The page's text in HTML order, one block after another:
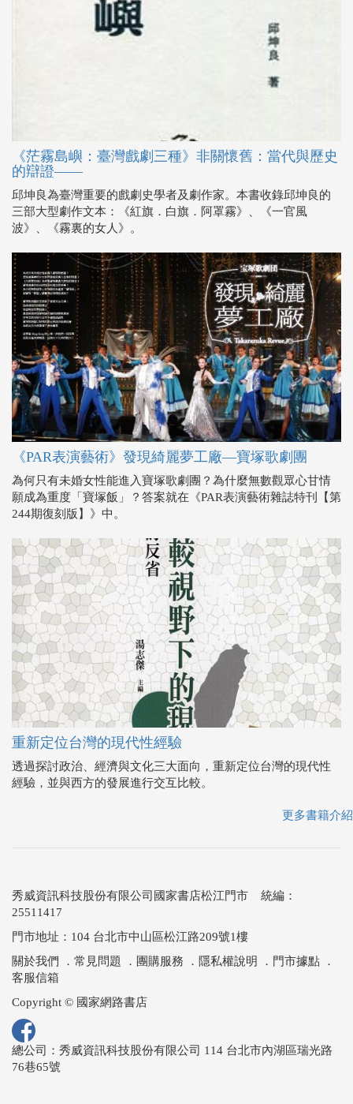
《茫霧島嶼：臺灣戲劇三種》非關懷舊：當代與歷史
的辯證――
邱坤良為臺灣重要的戲劇史學者及劇作家。本書收錄邱坤良的
三部大型劇作文本：《紅旗．白旗．阿罩霧》、《一官風
波》、《霧裏的女人》。
《PAR表演藝術》發現綺麗夢工廠—寶塚歌劇團
為何只有未婚女性能進入寶塚歌劇團？為什麼無數觀眾心甘情
願成為重度「寶塚飯」？答案就在《PAR表演藝術雜誌特刊【第
244期復刻版】》中。
重新定位台灣的現代性經驗
透過探討政治、經濟與文化三大面向，重新定位台灣的現代性
經驗，並與西方的發展進行交互比較。
更多書籍介紹
秀威資訊科技股份有限公司國家書店松江門市 統編：
25511417
門市地址：104 台北市中山區松江路209號1樓
關於我們
． 常見問題 ． 團購服務 ． 隱私權說明 ． 門市據點 ．
客服信箱
Copyright © 國家網路書店
總公司：秀威資訊科技股份有限公司 114 台北市內湖區瑞光路
76巷65號